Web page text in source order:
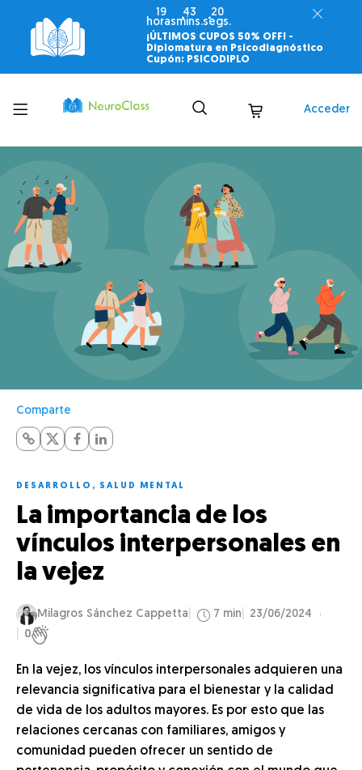
19
horas
43
mins.
19
segs.
¡ÚLTIMOS CUPOS 50% OFF! -
Diplomatura en Psicodiagnóstico
Cupón: PSICODIPLO
Toggle
menu
Acceder
Comparte
DESARROLLO , SALUD MENTAL
La importancia de los
vínculos interpersonales en
la vejez
Milagros Sánchez Cappetta 7 min
23/06/2024
0
En la vejez, los vínculos interpersonales adquieren una
relevancia significativa para el bienestar y la calidad
de vida de los adultos mayores. Es por esto que las
relaciones cercanas con familiares, amigos y
comunidad pueden ofrecer un sentido de